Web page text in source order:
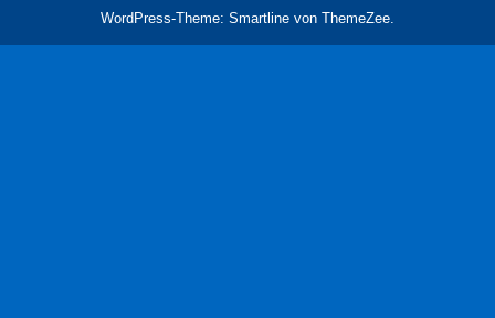
WordPress-Theme: Smartline von ThemeZee.